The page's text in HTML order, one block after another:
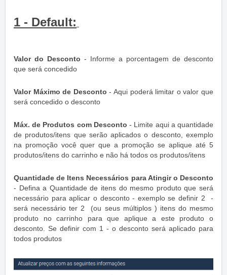
1 - Default:
Valor do Desconto - Informe a porcentagem de desconto
que será concedido
Valor Máximo de Desconto- Aqui poderá limitar o valor que
será concedido o desconto
Máx. de Produtos com Desconto - Limite aqui a quantidade
de produtos/itens que serão aplicados o desconto, exemplo
na promoção você quer que a promoção se aplique até 5
produtos/itens do carrinho e não há todos os produtos/itens
Quantidade de Itens Necessários para Atingir o Desconto
- Defina a Quantidade de itens do mesmo produto que será
necessário para aplicar o desconto - exemplo se definir 2 -
será necessário ter 2 (ou seus múltiplos ) itens do mesmo
produto no carrinho para que aplique a este produto o
desconto. Se definir com 1 - o desconto será aplicado para
todos produtos